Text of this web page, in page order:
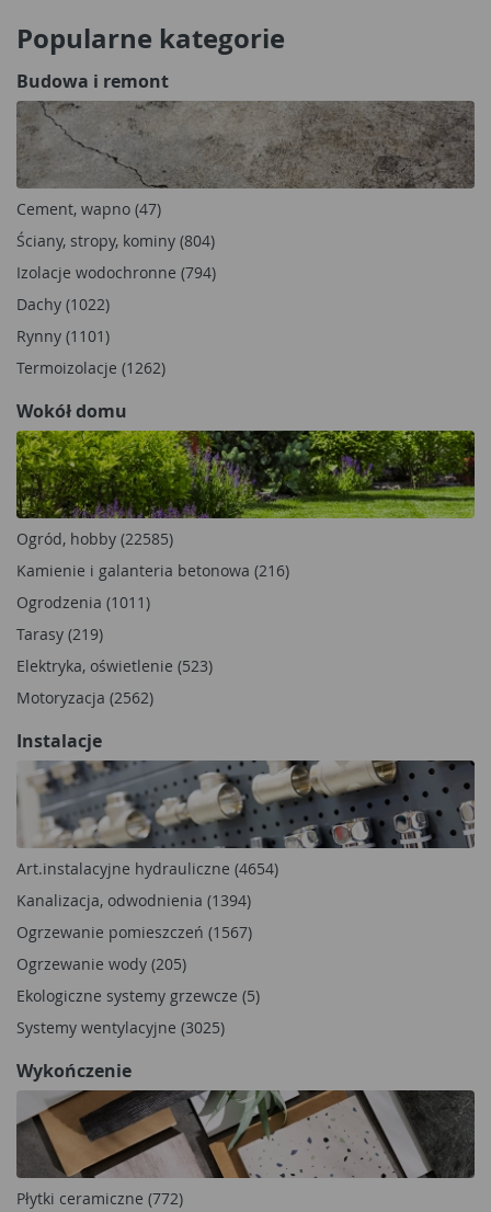
Popularne kategorie
Budowa i remont
Cement, wapno (47)
Ściany, stropy, kominy (804)
Izolacje wodochronne (794)
Dachy (1022)
Rynny (1101)
Termoizolacje (1262)
Wokół domu
Ogród, hobby (22585)
Kamienie i galanteria betonowa (216)
Ogrodzenia (1011)
Tarasy (219)
Elektryka, oświetlenie (523)
Motoryzacja (2562)
Instalacje
Art.instalacyjne hydrauliczne (4654)
Kanalizacja, odwodnienia (1394)
Ogrzewanie pomieszczeń (1567)
Ogrzewanie wody (205)
Ekologiczne systemy grzewcze (5)
Systemy wentylacyjne (3025)
Wykończenie
Płytki ceramiczne (772)